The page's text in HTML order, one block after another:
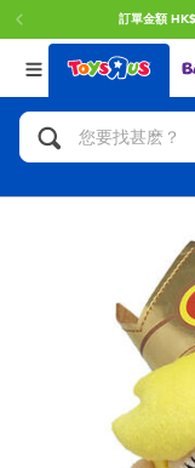
訂單金額
返回
分類目錄
人氣英雄,角
拼砌組合及
玩具車,貨
手工藝,文具
返回
品牌
Brunch
Spider-Man
Mini Brands
Play-Doh培
返回
年齢
0~2歳
8~11歳
12~14歳